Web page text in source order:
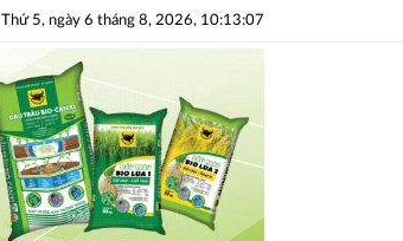
Thứ 5, ngày 6 tháng 8, 2026, 10:13:08